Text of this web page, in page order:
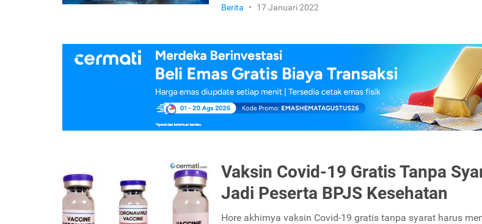
Berita • 17 Januari 2022
Vaksin Covid-19 Gratis Tanpa
Jadi Peserta BPJS Kesehatan
Hore akhirnya vaksin Covid-19 gratis tanpa syarat harus